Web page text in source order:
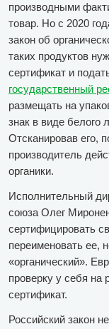
производными
товар. Но с 2020
закон об
таких продуктов
сертификат и
государственный
размещать на
знак в виде белого
Отсканировав его,
производитель
органики.
Исполнительный
союза Олег
сертифицировать
переименовать ее,
«органический».
проверку у себя на
сертификат.
Российский закон